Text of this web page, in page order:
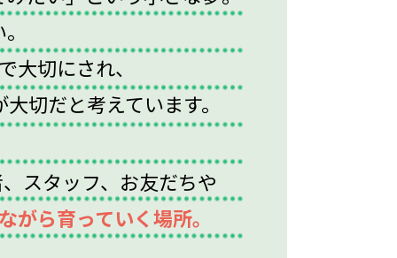
切にされ、
切だと考えています。
スタッフ、お友だちや
ら育っていく場所。